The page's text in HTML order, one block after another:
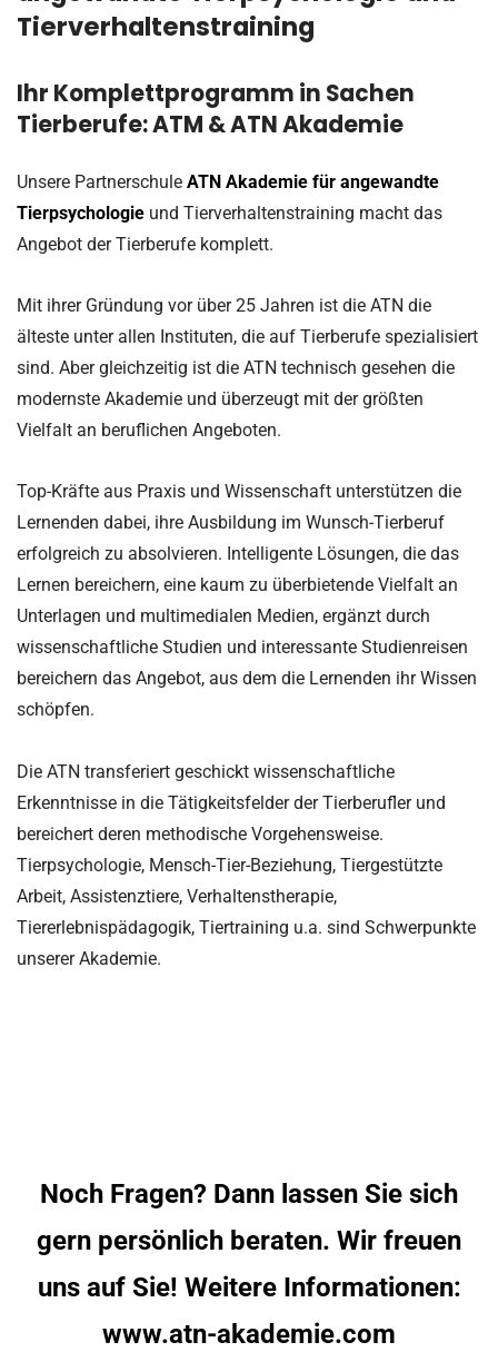
Tierverhaltenstraining
Ihr Komplettprogramm in Sachen
Tierberufe: ATM & ATN Akademie
Unsere Partnerschule ATN Akademie für angewandte
Tierpsychologie und Tierverhaltenstraining macht das
Angebot der Tierberufe komplett.
Mit ihrer Gründung vor über 25 Jahren ist die ATN die
älteste unter allen Instituten, die auf Tierberufe spezialisiert
sind. Aber gleichzeitig ist die ATN technisch gesehen die
modernste Akademie und überzeugt mit der größten
Vielfalt an beruflichen Angeboten.
Top-Kräfte aus Praxis und Wissenschaft unterstützen die
Lernenden dabei, ihre Ausbildung im Wunsch-Tierberuf
erfolgreich zu absolvieren. Intelligente Lösungen, die das
Lernen bereichern, eine kaum zu überbietende Vielfalt an
Unterlagen und multimedialen Medien, ergänzt durch
wissenschaftliche Studien und interessante Studienreisen
bereichern das Angebot, aus dem die Lernenden ihr Wissen
schöpfen.
Die ATN transferiert geschickt wissenschaftliche
Erkenntnisse in die Tätigkeitsfelder der Tierberufler und
bereichert deren methodische Vorgehensweise.
Tierpsychologie, Mensch-Tier-Beziehung, Tiergestützte
Arbeit, Assistenztiere, Verhaltenstherapie,
Tiererlebnispädagogik, Tiertraining u.a. sind Schwerpunkte
unserer Akademie.
Noch Fragen? Dann lassen Sie sich
gern persönlich beraten. Wir freuen
uns auf Sie! Weitere Informationen:
www.atn-akademie.com